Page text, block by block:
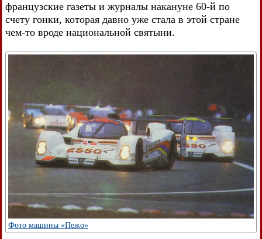
французские газеты и журналы накануне 60-й по
счету гонки, которая давно уже стала в этой стране
чем-то вроде национальной святыни.
Фото машины «Пежо»